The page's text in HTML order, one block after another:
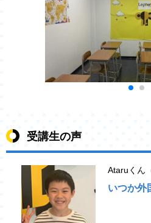
受講生の声
Ataruくん
いつか外